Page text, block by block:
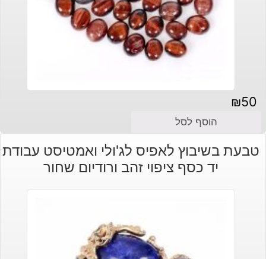
₪50
הוסף לסל
טבעת בשיבוץ לאפיס לג'ולי ואמטיסט עבודת
יד כסף ציפוי זהב ורודיום שחור